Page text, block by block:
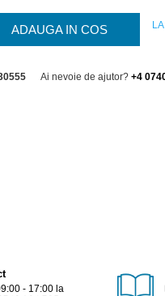
ADAUGA IN COS
Ai nevoie de ajutor? +4
- 17:00 la